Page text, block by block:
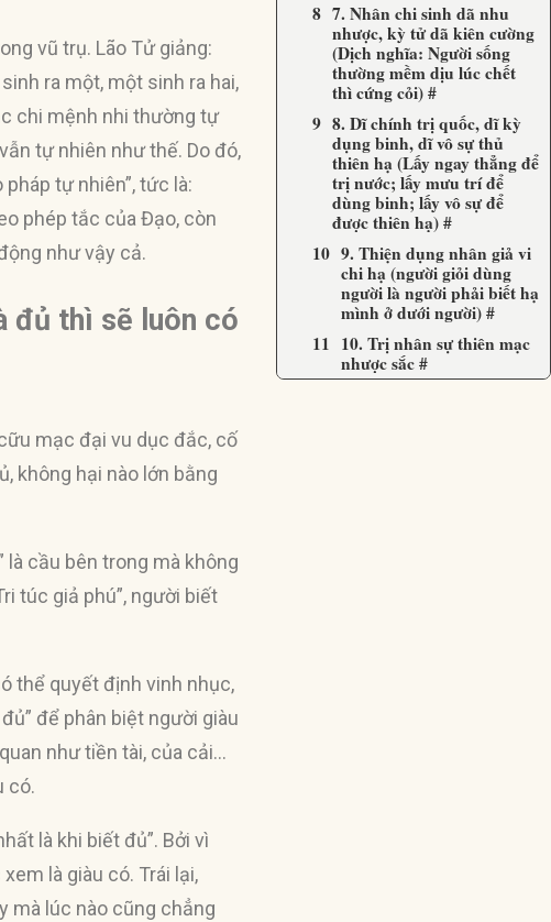
7. Nhân chi sinh dã nhu
nhược, kỳ tử dã kiên cường
(Dịch nghĩa: Người sống
thường mềm dịu lúc chết
thì cứng cỏi) #
8. Dĩ chính trị quốc, dĩ kỳ
dụng binh, dĩ vô sự thủ
thiên hạ (Lấy ngay thẳng để
trị nước; lấy mưu trí để
dùng binh; lấy vô sự để
được thiên hạ) #
9. Thiện dụng nhân giả vi
chi hạ (người giỏi dùng
người là người phải biết hạ
mình ở dưới người) #
10. Trị nhân sự thiên mạc
nhược sắc #
vũ trụ. Lão Tử giảng:
ra một, một sinh ra hai,
chi mệnh nhi thường tự
tự nhiên như thế. Do đó,
tự nhiên”, tức là:
phép tắc của Đạo, còn
như vậy cả.
đủ thì sẽ luôn có
mạc đại vu dục đắc, cố
không hại nào lớn bằng
là cầu bên trong mà không
túc giả phú”, người biết
thể quyết định vinh nhục,
để phân biệt người giàu
như tiền tài, của cải…
có.
là khi biết đủ”. Bởi vì
là giàu có. Trái lại,
mà lúc nào cũng chẳng